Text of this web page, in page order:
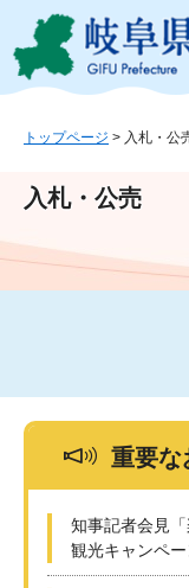
ジ
ュ
文
トップページ > 入札・公
入札・公売
重要な
知事記者会見
観光キャンペ